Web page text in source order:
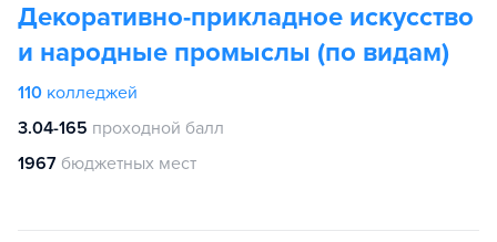
Декоративно-прикладное искусство
и народные промыслы (по видам)
110 колледжей
3.04-165 проходной балл
1967 бюджетных мест